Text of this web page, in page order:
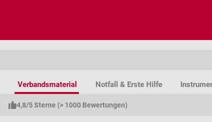
Verbandsmaterial Notfall & Erste Hilfe
4,8/5 Sterne (> 1000 Bewertungen)